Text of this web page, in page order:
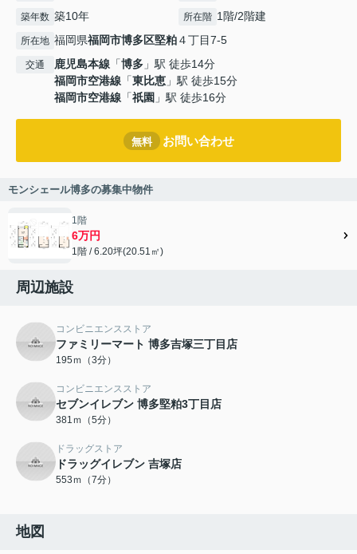
築年数 築10年 所在階 1階/2階建
所在地 福岡県福岡市博多区堅粕４丁目7-5
交通 鹿児島本線 「博多 」駅 徒歩14分
福岡市空港線 「東比恵 」駅 徒歩15分
福岡市空港線 「祇園 」駅 徒歩16分
無料 お問い合わせ
モンシェール博多の募集中物件
1階
6万円
1階 / 6.20坪(20.51㎡)
周辺施設
コンビニエンスストア
ファミリーマート 博多吉塚三丁目店
195ｍ（3分）
コンビニエンスストア
セブンイレブン 博多堅粕3丁目店
381ｍ（5分）
ドラッグストア
ドラッグイレブン 吉塚店
553ｍ（7分）
地図